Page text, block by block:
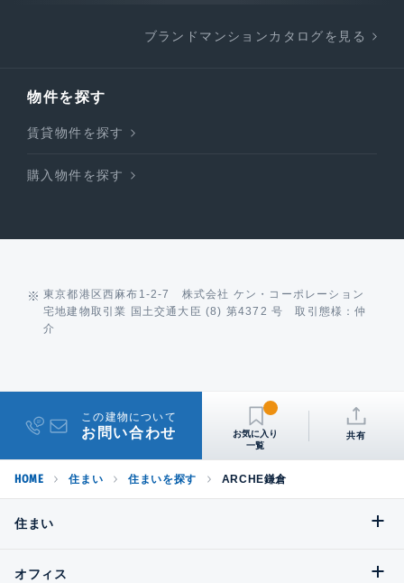
ブランドマンションカタログを見る
物件を探す
賃貸物件を探す
購入物件を探す
東京都港区西麻布1-2-7 株式会社 ケン・コーポレーション
宅地建物取引業 国土交通大臣 (8) 第4372 号 取引態様：仲
介
この建物について
お問い合わせ 共有
HOME 住まい 住まいを探す ARCHE鎌倉
住まい
オフィス